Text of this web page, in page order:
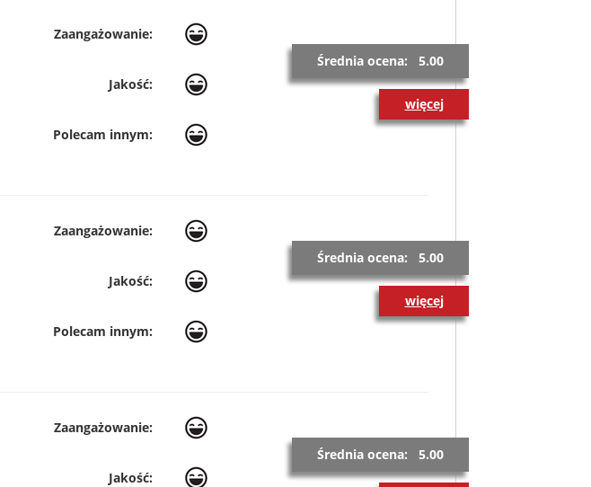
Średnia ocena: 5.00
więcej
Zaangażowanie:
Jakość:
Polecam innym:
Średnia ocena: 5.00
więcej
Zaangażowanie:
Jakość:
Polecam innym:
Średnia ocena: 5.00
Zaangażowanie:
Jakość: